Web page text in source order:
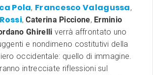
Pola, Francesco Valagussa,
,Caterina Piccione, Erminio
Ghirelli verrà affrontato uno
e nondimeno costitutivi della
occidentale: quello di immagine.
intrecciate riflessioni sul